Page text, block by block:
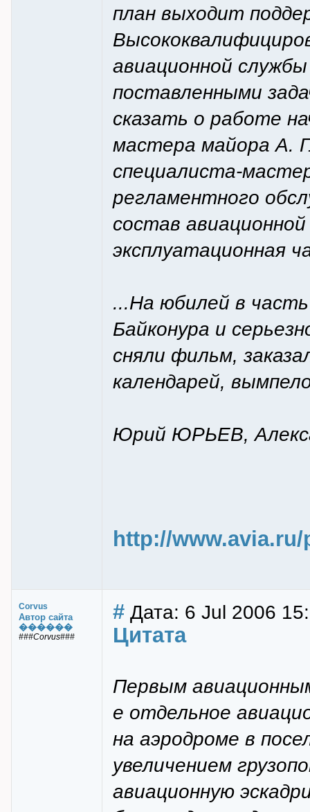
план выходит
авиационной
поставленными
сказать о работе
мастера майора А.
специалиста-
регламентного
состав
эксплуатационная
...На юбилей в
Байконура и
сняли фильм,
календарей,
Юрий ЮРЬЕВ,
http://www.avia.ru/
Corvus
Автор сайта
������
###Corvus###
# Дата: 6 Jul 2006
Цитата
Первым
е отдельное
на аэродроме в
увеличением
авиационную